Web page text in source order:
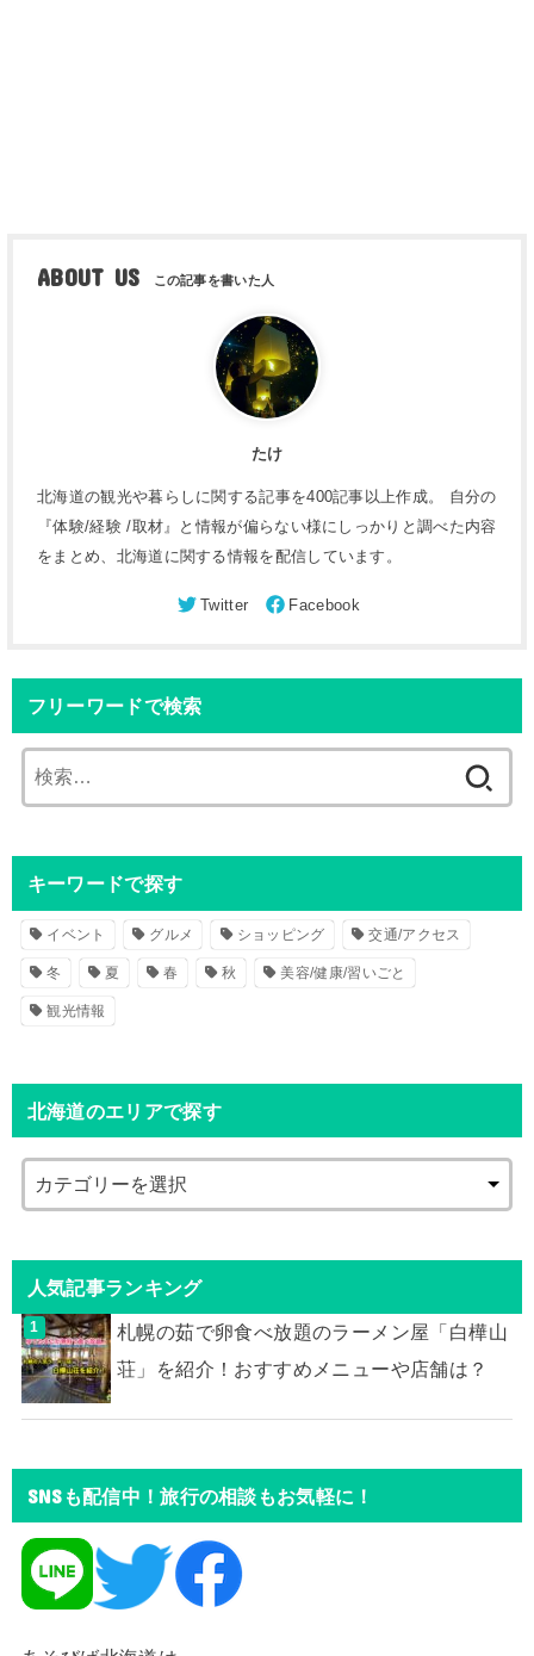
ABOUT US
たけ
北海道の観光や暮らしに関する記事を400記事以上作成。 自分の
『体験/経験 /取材』と情報が偏らない様にしっかりと調べた内容
をまとめ、北海道に関する情報を配信しています。
フリーワードで検索
索
キーワードで探す
イベント グルメ ショッピング 交通/アクセス
冬 夏 春 秋 美容/健康/習いごと
観光情報
北海道のエリアで探す
人気記事ランキング
札幌の茹で卵食べ放題のラーメン屋「白樺山
荘」を紹介！おすすめメニューや店舗は？
SNSも配信中！旅行の相談もお気軽に！